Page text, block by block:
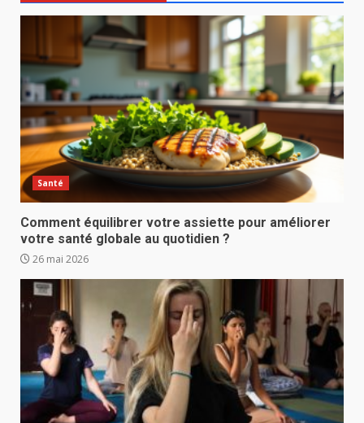
Santé
Comment équilibrer votre assiette pour améliorer
votre santé globale au quotidien ?
26 mai 2026